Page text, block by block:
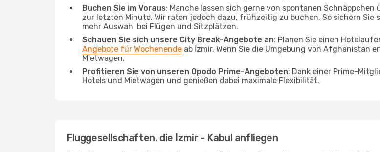
Buchen Sie im Voraus: Manche lassen sich gerne von spontanen
zur letzten Minute. Wir raten jedoch dazu, frühzeitig zu buchen. So sichern Sie
mehr Auswahl bei Flügen und Sitzplätzen.
Schauen Sie sich unsere City Break-Angebote an: Planen Sie einen
Angebote für Wochenende ab İzmir. Wenn Sie die Umgebung von Afghanistan
Mietwagen.
Profitieren Sie von unseren Opodo Prime-Angeboten: Dank einer Prime-
Hotels und Mietwagen und genießen dabei maximale Flexibilität.
Fluggesellschaften, die İzmir - Kabul anfliegen